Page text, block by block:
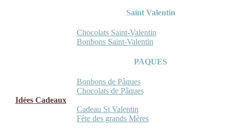
Saint Valentin
Chocolats Saint-Valentin
Bonbons Saint-Valentin
PAQUES
Bonbons de Pâques
Chocolats de Pâques
Idées Cadeaux
Cadeau St Valentin
Fête des grands Mères